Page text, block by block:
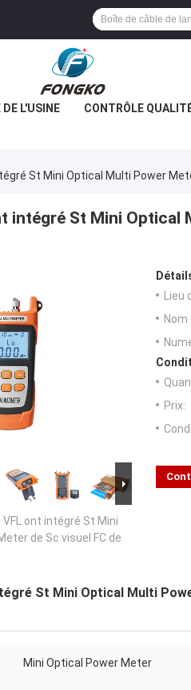
L'USINE CONTRÔLE
St Mini Optical Multi Power
intégré St Mini Optical
VFL ont intégré St Mini
de Sc visuel FC de
Lieu
Nom
Prix:
St Mini Optical Multi
Mini Optical Power Meter